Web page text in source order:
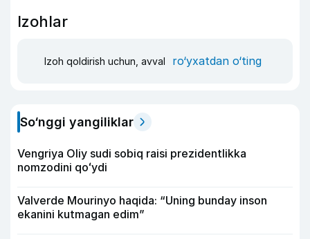
Izohlar
Izoh qoldirish uchun, avval ro‘yxatdan o‘ting
So‘nggi yangiliklar
Vengriya Oliy sudi sobiq raisi prezidentlikka
nomzodini qoʻydi
Valverde Mourinyo haqida: “Uning bunday inson
ekanini kutmagan edim”